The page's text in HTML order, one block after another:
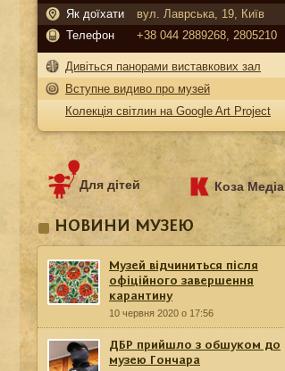
Як доїхати
вул. Лаврська, 19, Київ
Телефон
+38 044 2889268, 2805210
Дивіться панорами виставкових зал
Вступне видиво про музей
Колекція світлин на Google Art Project
Для дітей Коза Медіа
НОВИНИ МУЗЕЮ
Музей відчиниться після
офіційного завершення
карантину
10 червня 2020 о 17:56
ДБР прийшло з обшуком до
музею Гончара